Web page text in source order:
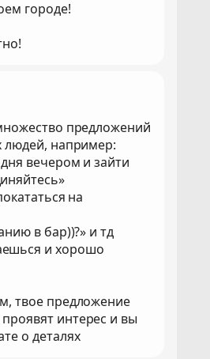
городе!
предложений
людей, например:
вечером и зайти
на
в бар))?» и тд
и хорошо
твое предложение
интерес и вы
о деталях